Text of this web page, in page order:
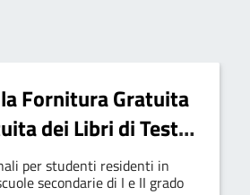
Fornitura Gratuita
dei Libri di Testo
2026
per studenti residenti in
secondarie di I e II grado